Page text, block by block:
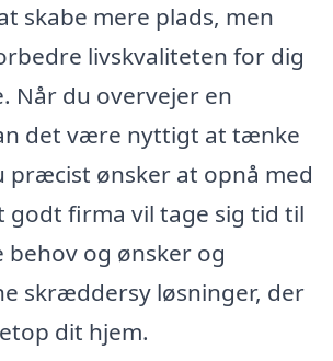
skabe mere plads, men
livskvaliteten for dig
Når du overvejer en
det være nyttigt at tænke
præcist ønsker at opnå med
godt firma vil tage sig tid til
behov og ønsker og
skræddersy løsninger, der
dit hjem.